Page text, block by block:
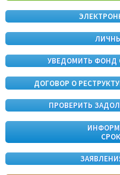
УВЕДОМИТЬ ФОНД
ДОГОВОР О
ПРОВЕРИТЬ